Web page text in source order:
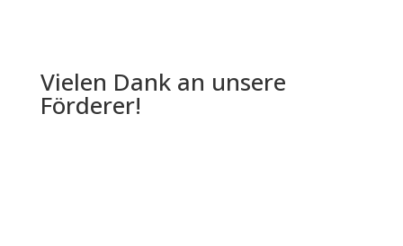
Vielen Dank an unsere
Förderer!